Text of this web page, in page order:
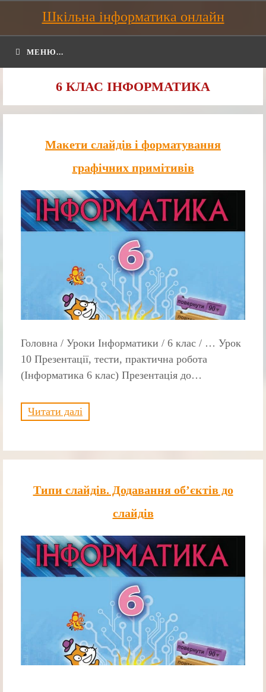
Шкільна інформатика онлайн
МЕНЮ...
6 КЛАС ІНФОРМАТИКА
Макети слайдів і форматування
графічних примітивів
Головна / Уроки Інформатики / 6 клас / … Урок
10 Презентації, тести, практична робота
(Інформатика 6 клас) Презентація до…
Читати далі
Типи слайдів. Додавання об’єктів до
слайдів